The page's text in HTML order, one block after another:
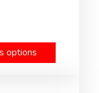
options